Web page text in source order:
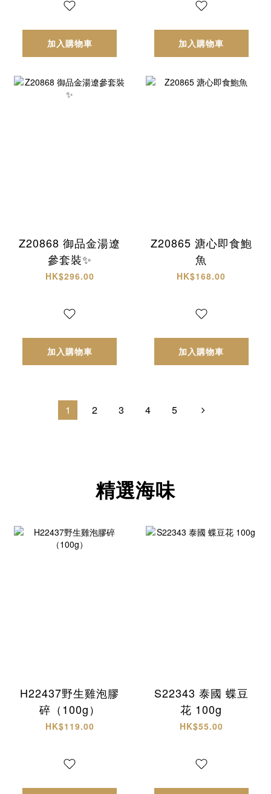
加入購物車 加入購物車
Z20868 御品金湯遼
參套裝✨
HK$296.00
加入購物車
Z20865 溏心即食鮑
魚
HK$168.00
加入購物車
1 2 3 4 5
精選海味
H22437野生雞泡膠
碎（100g）
HK$119.00
S22343 泰國 蝶豆
花 100g
HK$55.00